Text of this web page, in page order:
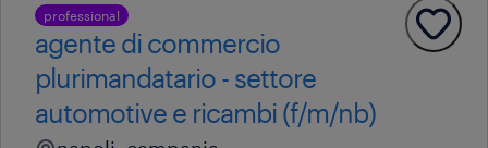
professional
agente di commercio
plurimandatario - settore
automotive e ricambi (f/m/nb)